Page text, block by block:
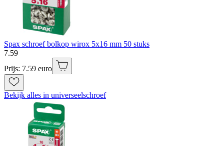
Spax schroef bolkop wirox 5x16 mm 50 stuks
7.59
Prijs: 7.59 euro
Bekijk alles in universeelschroef